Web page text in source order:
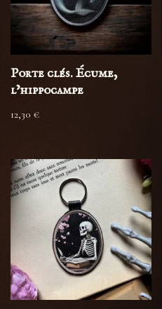
Porte clés. Écume,
l’hippocampe
12,30 €